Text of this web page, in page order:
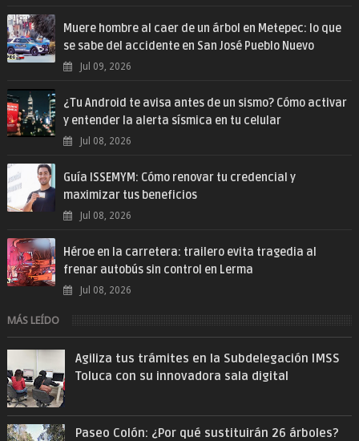
Muere hombre al caer de un árbol en Metepec: lo que
se sabe del accidente en San José Pueblo Nuevo
Jul 09, 2026
¿Tu Android te avisa antes de un sismo? Cómo activar
y entender la alerta sísmica en tu celular
Jul 08, 2026
Guía ISSEMYM: Cómo renovar tu credencial y
maximizar tus beneficios
Jul 08, 2026
Héroe en la carretera: trailero evita tragedia al
frenar autobús sin control en Lerma
Jul 08, 2026
MÁS LEÍDO
Agiliza tus trámites en la Subdelegación IMSS
Toluca con su innovadora sala digital
Paseo Colón: ¿Por qué sustituirán 26 árboles?